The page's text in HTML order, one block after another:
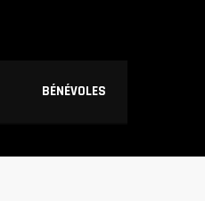
BÉNÉVOLES